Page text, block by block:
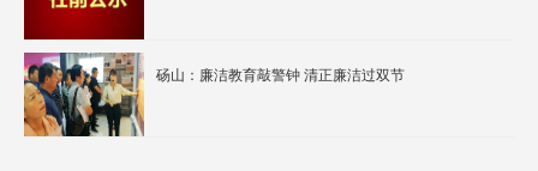
砀山：廉洁教育敲警钟 清正廉洁过双节